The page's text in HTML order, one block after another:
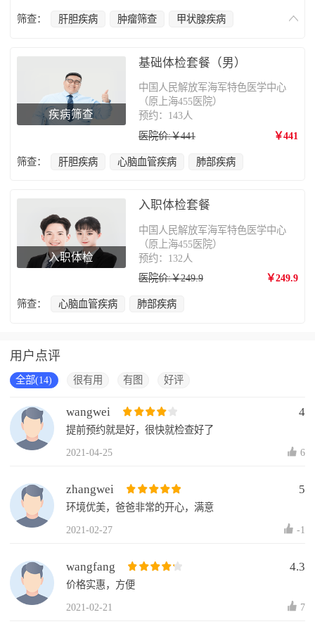
筛查： 肝胆疾病 肿瘤筛查
甲状腺疾病
疾病筛查
基础体检套餐（男）
中国人民解放军海军特色医学中心
（原上海455医院）
预约：143人
医院价:￥441
￥441
筛查： 肝胆疾病 心脑血管疾病 肺部疾病
入职体检
入职体检套餐
中国人民解放军海军特色医学中心
（原上海455医院）
预约：132人
医院价:￥249.9
￥249.9
筛查： 心脑血管疾病 肺部疾病
用户点评
全部(14) 很有用 有图 好评
wangwei 4
提前预约就是好，很快就检查好了
2021-04-25
6
zhangwei 5
环境优美，爸爸非常的开心，满意
2021-02-27
-1
wangfang 4.3
价格实惠，方便
2021-02-21
7